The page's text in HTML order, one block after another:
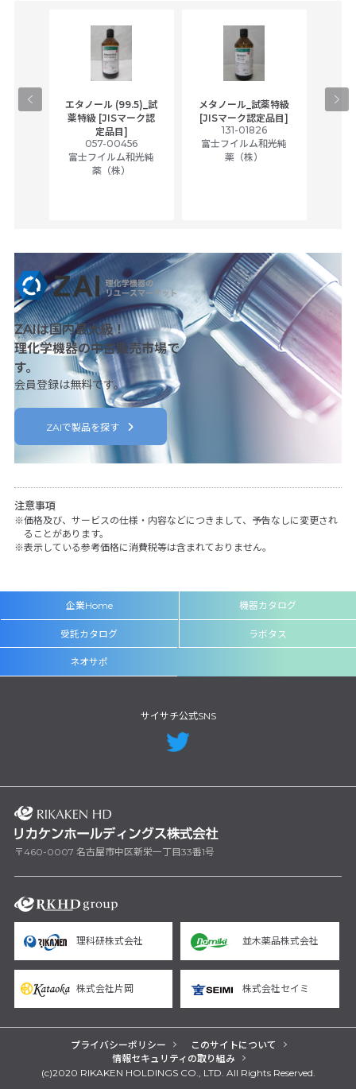
エタノール (99.5)_試
薬特級 [JISマーク認
定品目]
057-00456
富士フイルム和光純
薬（株）
メタノール_試薬特級
[JISマーク認定品目]
131-01826
富士フイルム和光純
薬（株）
ア
ZAIは国内最大級！
理化学機器の中古販売市場で
す。
会員登録は無料です。
ZAIで製品を探す
注意事項
価格及び、サービスの仕様・内容などにつきまして、予告なしに変更され
ることがあります。
表示している参考価格に消費税等は含まれておりません。
企業Home 機器カタログ
受託カタログ ラボタス
ネオサポ
サイサチ公式SNS
〒460-0007 名古屋市中区新栄一丁目33番1号
理科研株式会社 並木薬品株式会社
株式会社片岡 株式会社セイミ
プライバシーポリシー
このサイトについて
情報セキュリティの取り組み
(c)2020 RIKAKEN HOLDINGS CO., LTD. All Rights Reserved.